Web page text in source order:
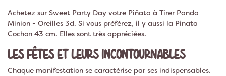
Achetez sur Sweet Party Day votre Piñata à Tirer Panda
Minion - Oreilles 3d. Si vous préférez, il y aussi la Pinata
Cochon 43 cm. Elles sont très appréciées.
LES FÊTES ET LEURS INCONTOURNABLES
Chaque manifestation se caractérise par ses indispensables.